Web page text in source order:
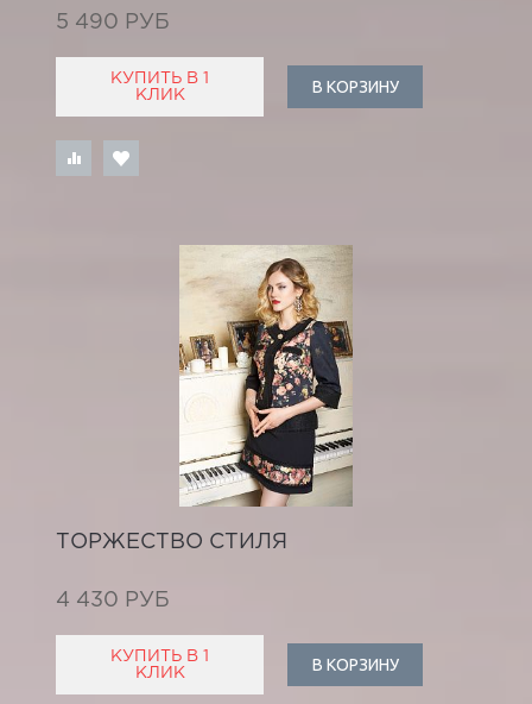
5 490 РУБ
КУПИТЬ В 1
КЛИК
В КОРЗИНУ
ТОРЖЕСТВО СТИЛЯ
4 430 РУБ
КУПИТЬ В 1
КЛИК
В КОРЗИНУ